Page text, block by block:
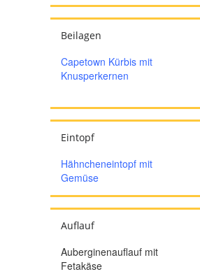
Beilagen
Capetown Kürbis mit
Knusperkernen
Eintopf
Hähncheneintopf mit
Gemüse
Auflauf
Auberginenauflauf mit
Fetakäse